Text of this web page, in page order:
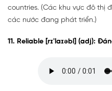
countries. (Các khu vực đô thị
các nước đang phát triển.)
11. Reliable [rɪ'laɪəbl] (adj):